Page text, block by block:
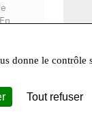
donne le contrôle
Tout refuser